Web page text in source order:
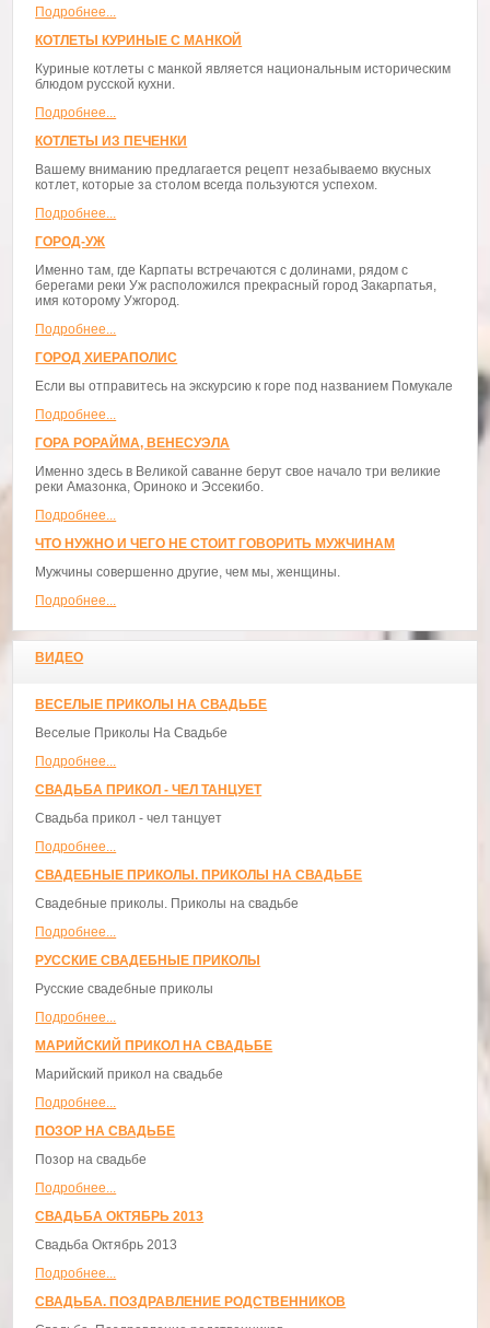
Подробнее...
КОТЛЕТЫ КУРИНЫЕ С МАНКОЙ
Куриные котлеты с манкой является национальным историческим
блюдом русской кухни.
Подробнее...
КОТЛЕТЫ ИЗ ПЕЧЕНКИ
Вашему вниманию предлагается рецепт незабываемо вкусных
котлет, которые за столом всегда пользуются успехом.
Подробнее...
ГОРОД-УЖ
Именно там, где Карпаты встречаются с долинами, рядом с
берегами реки Уж расположился прекрасный город Закарпатья,
имя которому Ужгород.
Подробнее...
ГОРОД ХИЕРАПОЛИС
Если вы отправитесь на экскурсию к горе под названием Помукале
Подробнее...
ГОРА РОРАЙМА, ВЕНЕСУЭЛА
Именно здесь в Великой саванне берут свое начало три великие
реки Амазонка, Ориноко и Эссекибо.
Подробнее...
ЧТО НУЖНО И ЧЕГО НЕ СТОИТ ГОВОРИТЬ МУЖЧИНАМ
Мужчины совершенно другие, чем мы, женщины.
Подробнее...
ВИДЕО
ВЕСЕЛЫЕ ПРИКОЛЫ НА СВАДЬБЕ
Веселые Приколы На Свадьбе
Подробнее...
СВАДЬБА ПРИКОЛ - ЧЕЛ ТАНЦУЕТ
Свадьба прикол - чел танцует
Подробнее...
СВАДЕБНЫЕ ПРИКОЛЫ. ПРИКОЛЫ НА СВАДЬБЕ
Свадебные приколы. Приколы на свадьбе
Подробнее...
РУССКИЕ СВАДЕБНЫЕ ПРИКОЛЫ
Русские свадебные приколы
Подробнее...
МАРИЙСКИЙ ПРИКОЛ НА СВАДЬБЕ
Марийский прикол на свадьбе
Подробнее...
ПОЗОР НА СВАДЬБЕ
Позор на свадьбе
Подробнее...
СВАДЬБА ОКТЯБРЬ 2013
Свадьба Октябрь 2013
Подробнее...
СВАДЬБА. ПОЗДРАВЛЕНИЕ РОДСТВЕННИКОВ